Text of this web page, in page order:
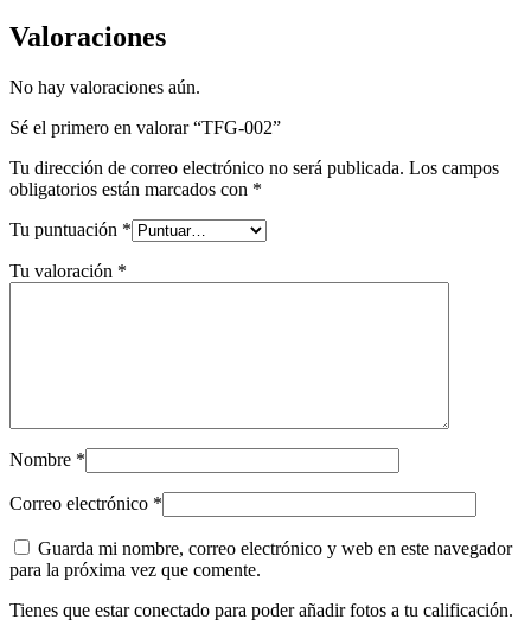
Valoraciones
No hay valoraciones aún.
Sé el primero en valorar “TFG-002”
Tu dirección de correo electrónico no será publicada. Los campos
obligatorios están marcados con *
Tu puntuación *
Tu valoración *
Nombre *
Correo electrónico *
Guarda mi nombre, correo electrónico y web en este navegador
para la próxima vez que comente.
Tienes que estar conectado para poder añadir fotos a tu calificación.